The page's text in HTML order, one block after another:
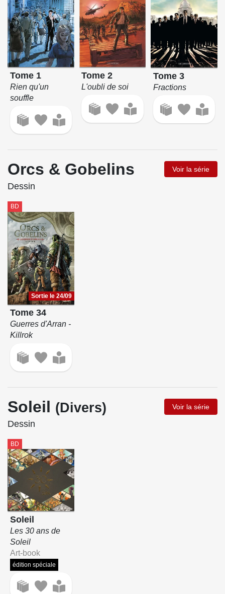
Tome 1
Rien qu'un
souffle
Tome 2
L'oubli de soi
Tome 3
Fractions
Orcs & Gobelins Voir la série
Dessin
BD
Sortie le 24/09
Tome 34
Guerres d'Arran -
Killrok
Soleil (Divers) Voir la série
Dessin
BD
Soleil
Les 30 ans de
Soleil
Art-book
édition spéciale